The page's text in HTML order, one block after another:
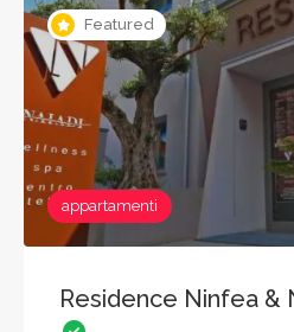
Featured
appartamenti
Residence Ninfea &